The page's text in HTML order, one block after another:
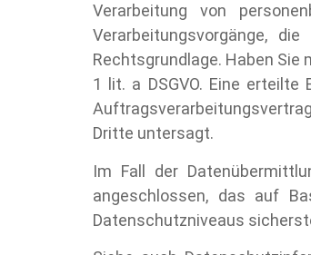
Verarbeitung von
Verarbeitungsvorgänge,
Rechtsgrundlage. Haben Sie
1 lit. a DSGVO. Eine
Dritte untersagt.
Im Fall der
angeschlossen, das auf
Datenschutzniveaus